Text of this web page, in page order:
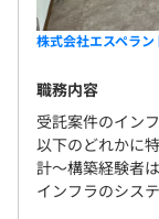
株式会社エスペラン
職務内容
受託案件のイン
以下のどれかに
計〜構築経験者
インフラのシス